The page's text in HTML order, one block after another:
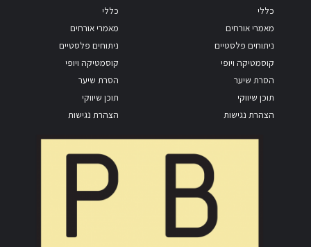
כללי
מאמרי אורחים
ניתוחים פלסטיים
קוסמטיקה ויופי
הסרת שיער
תוכן שיווקי
הצהרת נגישות
כללי
מאמרי אורחים
ניתוחים פלסטיים
קוסמטיקה ויופי
הסרת שיער
תוכן שיווקי
הצהרת נגישות